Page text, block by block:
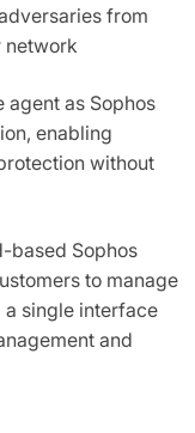
from
network
agent as Sophos
enabling
without
based Sophos
to manage
a single interface
and